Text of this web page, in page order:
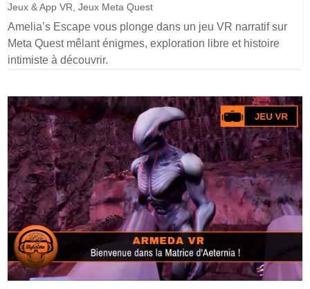
Jeux & App VR ,Jeux Meta Quest
Amelia’s Escape vous plonge dans un jeu VR narratif sur
Meta Quest mêlant énigmes, exploration libre et histoire
intimiste à découvrir.